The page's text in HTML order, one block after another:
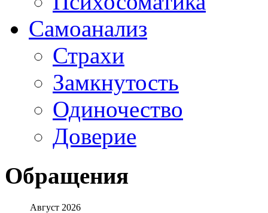
Самоанализ
Страхи
Замкнутость
Одиночество
Доверие
Обращения
Август 2026